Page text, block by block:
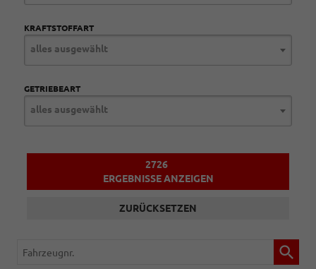
KRAFTSTOFFART
alles ausgewählt
GETRIEBEART
alles ausgewählt
2726
ERGEBNISSE ANZEIGEN
ZURÜCKSETZEN
Fahrzeugnr.